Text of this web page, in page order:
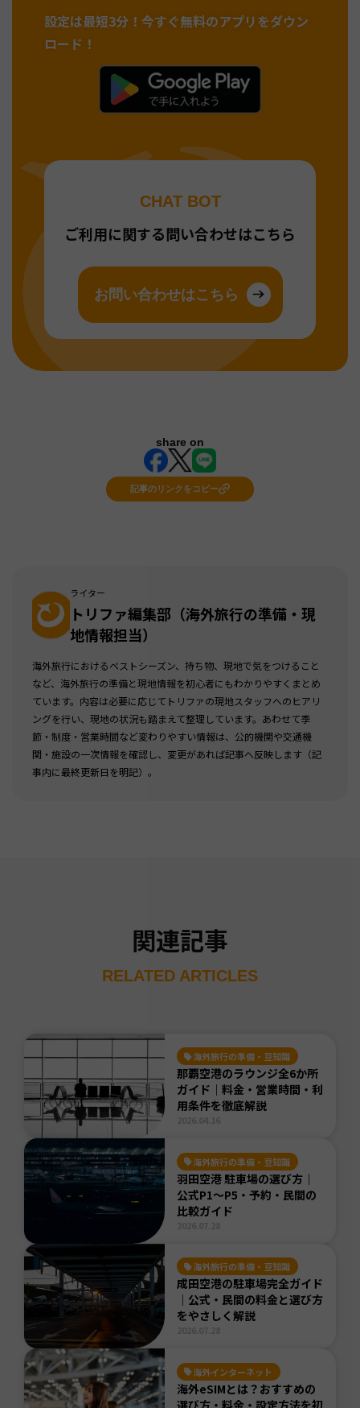
設定は最短3分！ 今すぐ無料のアプリをダウン
ロード！
CHAT BOT
ご利用に関する問い合わせはこちら
お問い合わせはこちら
share on
記事のリンクをコピー
ライター
トリファ編集部（海外旅行の準備・現
地情報担当）
海外旅行におけるベストシーズン、持ち物、現地で気をつけること
など、海外旅行の準備と現地情報を初心者にもわかりやすくまとめ
ています。内容は必要に応じてトリファの現地スタッフへのヒアリ
ングを行い、現地の状況も踏まえて整理しています。あわせて季
節・制度・営業時間など変わりやすい情報は、公的機関や交通機
関・施設の一次情報を確認し、変更があれば記事へ反映します（記
事内に最終更新日を明記）。
関連記事
RELATED ARTICLES
海外旅行の準備・豆知識
那覇空港のラウンジ全6か所
ガイド｜料金・営業時間・利
用条件を徹底解説
海外旅行の準備・豆知識
羽田空港 駐車場の選び方｜
公式P1〜P5・予約・民間の
比較ガイド
海外旅行の準備・豆知識
成田空港の駐車場完全ガイド
｜公式・民間の料金と選び方
をやさしく解説
海外インターネット
海外eSIMとは？おすすめの
選び方・料金・設定方法を初